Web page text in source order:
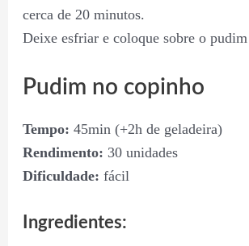
cerca de 20 minutos.
Deixe esfriar e coloque sobre o
Pudim no copinho
Tempo: 45min (+2h de geladeira)
Rendimento: 30 unidades
Dificuldade: fácil
Ingredientes: